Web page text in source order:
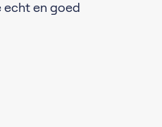
echt en goed